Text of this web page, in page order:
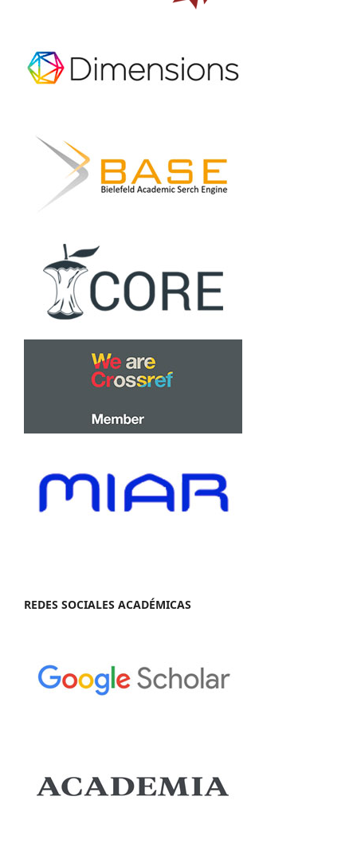
REDES SOCIALES ACADÉMICAS